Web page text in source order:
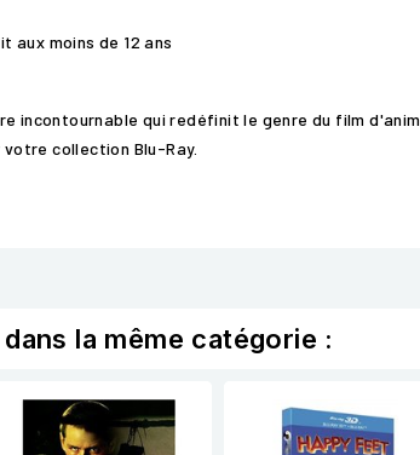
aux moins de 12 ans
incontournable qui redéfinit le genre du film
collection Blu-Ray.
la même catégorie :